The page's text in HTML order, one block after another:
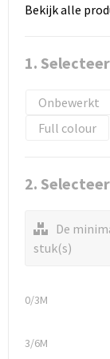
Bekijk alle
1.
Onbewerkt
Full colour
2.
De
stuk(s)
0/3M
3/6M